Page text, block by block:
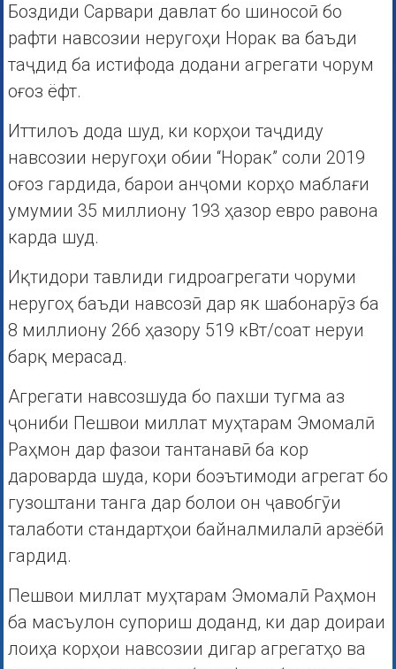
Боздиди Сарвари давлат бо шиносоӣ бо
рафти навсозии неругоҳи Норак ва баъди
таҷдид ба истифода додани агрегати чорум
оғоз ёфт.
Иттилоъ дода шуд, ки корҳои таҷдиду
навсозии неругоҳи обии “Норак” соли 2019
оғоз гардида, барои анҷоми корҳо маблағи
умумии 35 миллиону 193 ҳазор евро равона
карда шуд.
Иқтидори тавлиди гидроагрегати чоруми
неругоҳ баъди навсозӣ дар як шабонарӯз ба
8 миллиону 266 ҳазору 519 кВт/соат неруи
барқ мерасад.
Агрегати навсозшуда бо пахши тугма аз
ҷониби Пешвои миллат муҳтарам Эмомалӣ
Раҳмон дар фазои тантанавӣ ба кор
дароварда шуда, кори боэътимоди агрегат бо
гузоштани танга дар болои он ҷавобгӯи
талаботи стандартҳои байналмилалӣ арзёбӣ
гардид.
Пешвои миллат муҳтарам Эмомалӣ Раҳмон
ба масъулон супориш доданд, ки дар доираи
лоиҳа корҳои навсозии дигар агрегатҳо ва